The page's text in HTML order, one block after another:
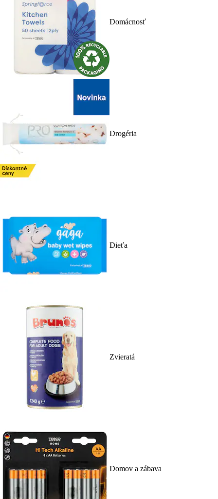
Domácnosť
Drogéria
Dieťa
Zvieratá
Domov a zábava